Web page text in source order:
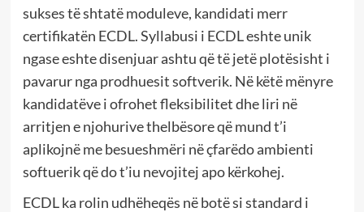
sukses të shtatë moduleve, kandidati merr
certifikatën ECDL. Syllabusi i ECDL eshte unik
ngase eshte disenjuar ashtu që të jetë plotësisht i
pavarur nga prodhuesit softverik. Në këtë mënyre
kandidatëve i ofrohet fleksibilitet dhe liri në
arritjen e njohurive thelbësore që mund t’i
aplikojnë me besueshmëri në çfarëdo ambienti
softuerik që do t’iu nevojitej apo kërkohej.
ECDL ka rolin udhëheqës në botë si standard i